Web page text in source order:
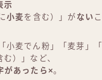
示
小麦を含む）」が ない
小麦でん粉」「麦芽」
む）」など、
があったら×。